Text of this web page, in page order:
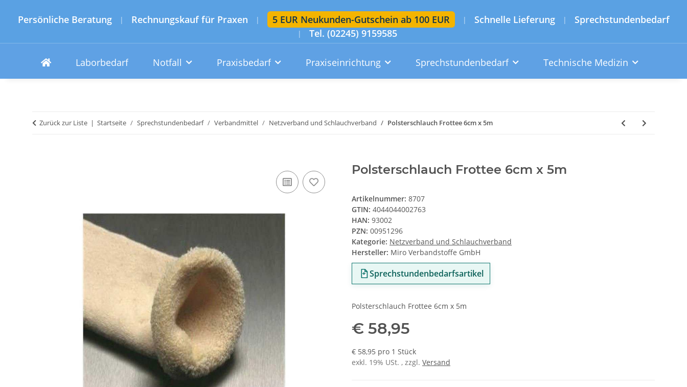
Persönliche Beratung | Rechnungskauf für Praxen | 5 EUR Neukunden-Gutschein ab 100 EUR | Schnelle Lieferung | Sprechstundenbedarf
| Tel. (02245) 9159585
Laborbedarf Notfall Praxisbedarf Praxiseinrichtung Sprechstundenbedarf Technische Medizin
Konto
Wunschzettel Warenkorb
Zurück zur Liste Startseite Sprechstundenbedarf Verbandmittel Netzverband und Schlauchverband Polsterschlauch Frottee 6cm x 5m
Polsterschlauch Frottee 6cm x 5m
Artikelnummer: 8707
GTIN: 4044044002763
HAN: 93002
PZN: 00951296
Kategorie: Netzverband und Schlauchverband
Hersteller: Miro Verbandstoffe GmbH
Sprechstundenbedarfsartikel
Polsterschlauch Frottee 6cm x 5m
€ 58,95
€ 58,95 pro 1 Stück
exkl. 19% USt. , zzgl. Versand